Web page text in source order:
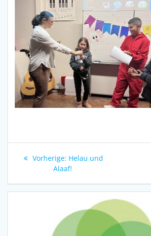
Beitragsnavigation
Vorherige: Vorheriger
Beitrag:
Helau und
Alaaf!